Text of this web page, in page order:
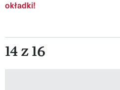
okładki!
14 z 16